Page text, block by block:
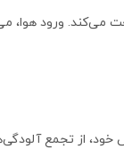
می‌کند. ورود
خود، از تجمع